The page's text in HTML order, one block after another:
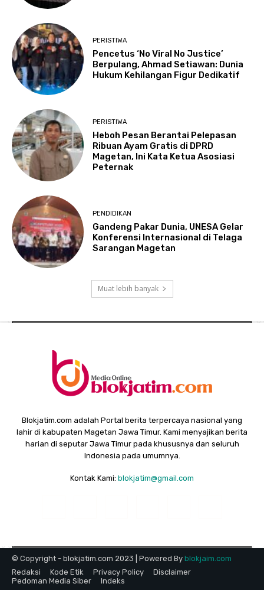
PERISTIWA
Pencetus ‘No Viral No Justice’
Berpulang, Ahmad Setiawan: Dunia
Hukum Kehilangan Figur Dedikatif
PERISTIWA
Heboh Pesan Berantai Pelepasan
Ribuan Ayam Gratis di DPRD
Magetan, Ini Kata Ketua Asosiasi
Peternak
PENDIDIKAN
Gandeng Pakar Dunia, UNESA Gelar
Konferensi Internasional di Telaga
Sarangan Magetan
Muat lebih banyak
Blokjatim.com adalah Portal berita terpercaya nasional yang
lahir di kabupaten Magetan Jawa Timur. Kami menyajikan berita
harian di seputar Jawa Timur pada khususnya dan seluruh
Indonesia pada umumnya.
Kontak Kami: blokjatim@gmail.com
© Copyright - blokjatim.com 2023 | Powered By blokjaim.com
Redaksi
Kode Etik Privacy Policy
Disclaimer
Pedoman Media Siber
Indeks